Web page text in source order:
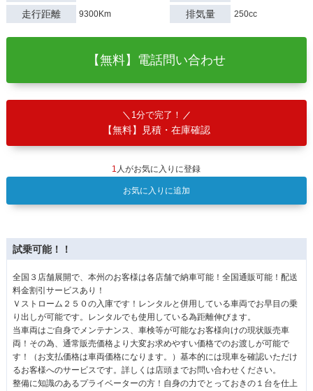
走行距離 9300Km 排気量 250cc
【無料】電話問い合わせ
1分で完了！
【無料】見積・在庫確認
1 人がお気に入りに登録
お気に入りに追加
試乗可能！！
全国３店舗展開で、本州のお客様は各店舗で納車可能！全国通販可能！配送
料金割引サービスあり！
Ｖストローム２５０の入庫です！レンタルと併用している車両でお早目の乗
り出しが可能です。レンタルでも使用している為距離伸びます。
当車両はご自身でメンテナンス、車検等が可能なお客様向けの現状販売車
両！その為、通常販売価格より大変お求めやすい価格でのお渡しが可能で
す！（お支払価格は車両価格になります。）基本的には現車を確認いただけ
るお客様へのサービスです。詳しくは店頭までお問い合わせください。
整備に知識のあるプライベーターの方！自身の力でとっておきの１台を仕上